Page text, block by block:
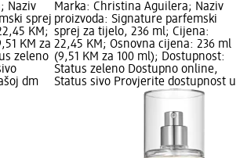
Naziv
sprej
KM;
KM za
zeleno
dm
Marka: Christina Aguilera; Naziv
proizvoda: Signature parfemski
sprej za tijelo, 236 ml; Cijena:
22,45 KM; Osnovna cijena: 236 ml
(9,51 KM za 100 ml); Dostupnost:
Status zeleno Dostupno online,
Status sivo Provjerite dostupnost u